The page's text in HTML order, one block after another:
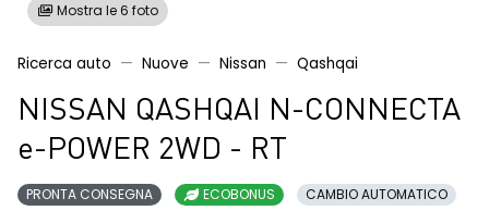
Mostra le 6 foto
Ricerca auto Nuove Nissan Qashqai
NISSAN QASHQAI N-CONNECTA
e-POWER 2WD - RT
PRONTA CONSEGNA ECOBONUS CAMBIO AUTOMATICO